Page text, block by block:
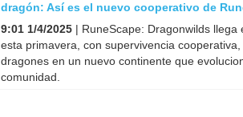
dragón: Así es el nuevo cooperativo de
9:01 1/4/2025 | RuneScape: Dragonwilds llega
esta primavera, con supervivencia
dragones en un nuevo continente que
comunidad.